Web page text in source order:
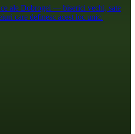
ale Dobrogei — biserici vechi, sate
care definesc acest loc unic.